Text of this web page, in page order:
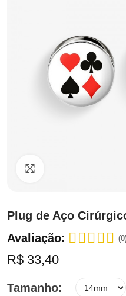
Plug de Aço
Avaliação:
R$ 33,40
Tamanho